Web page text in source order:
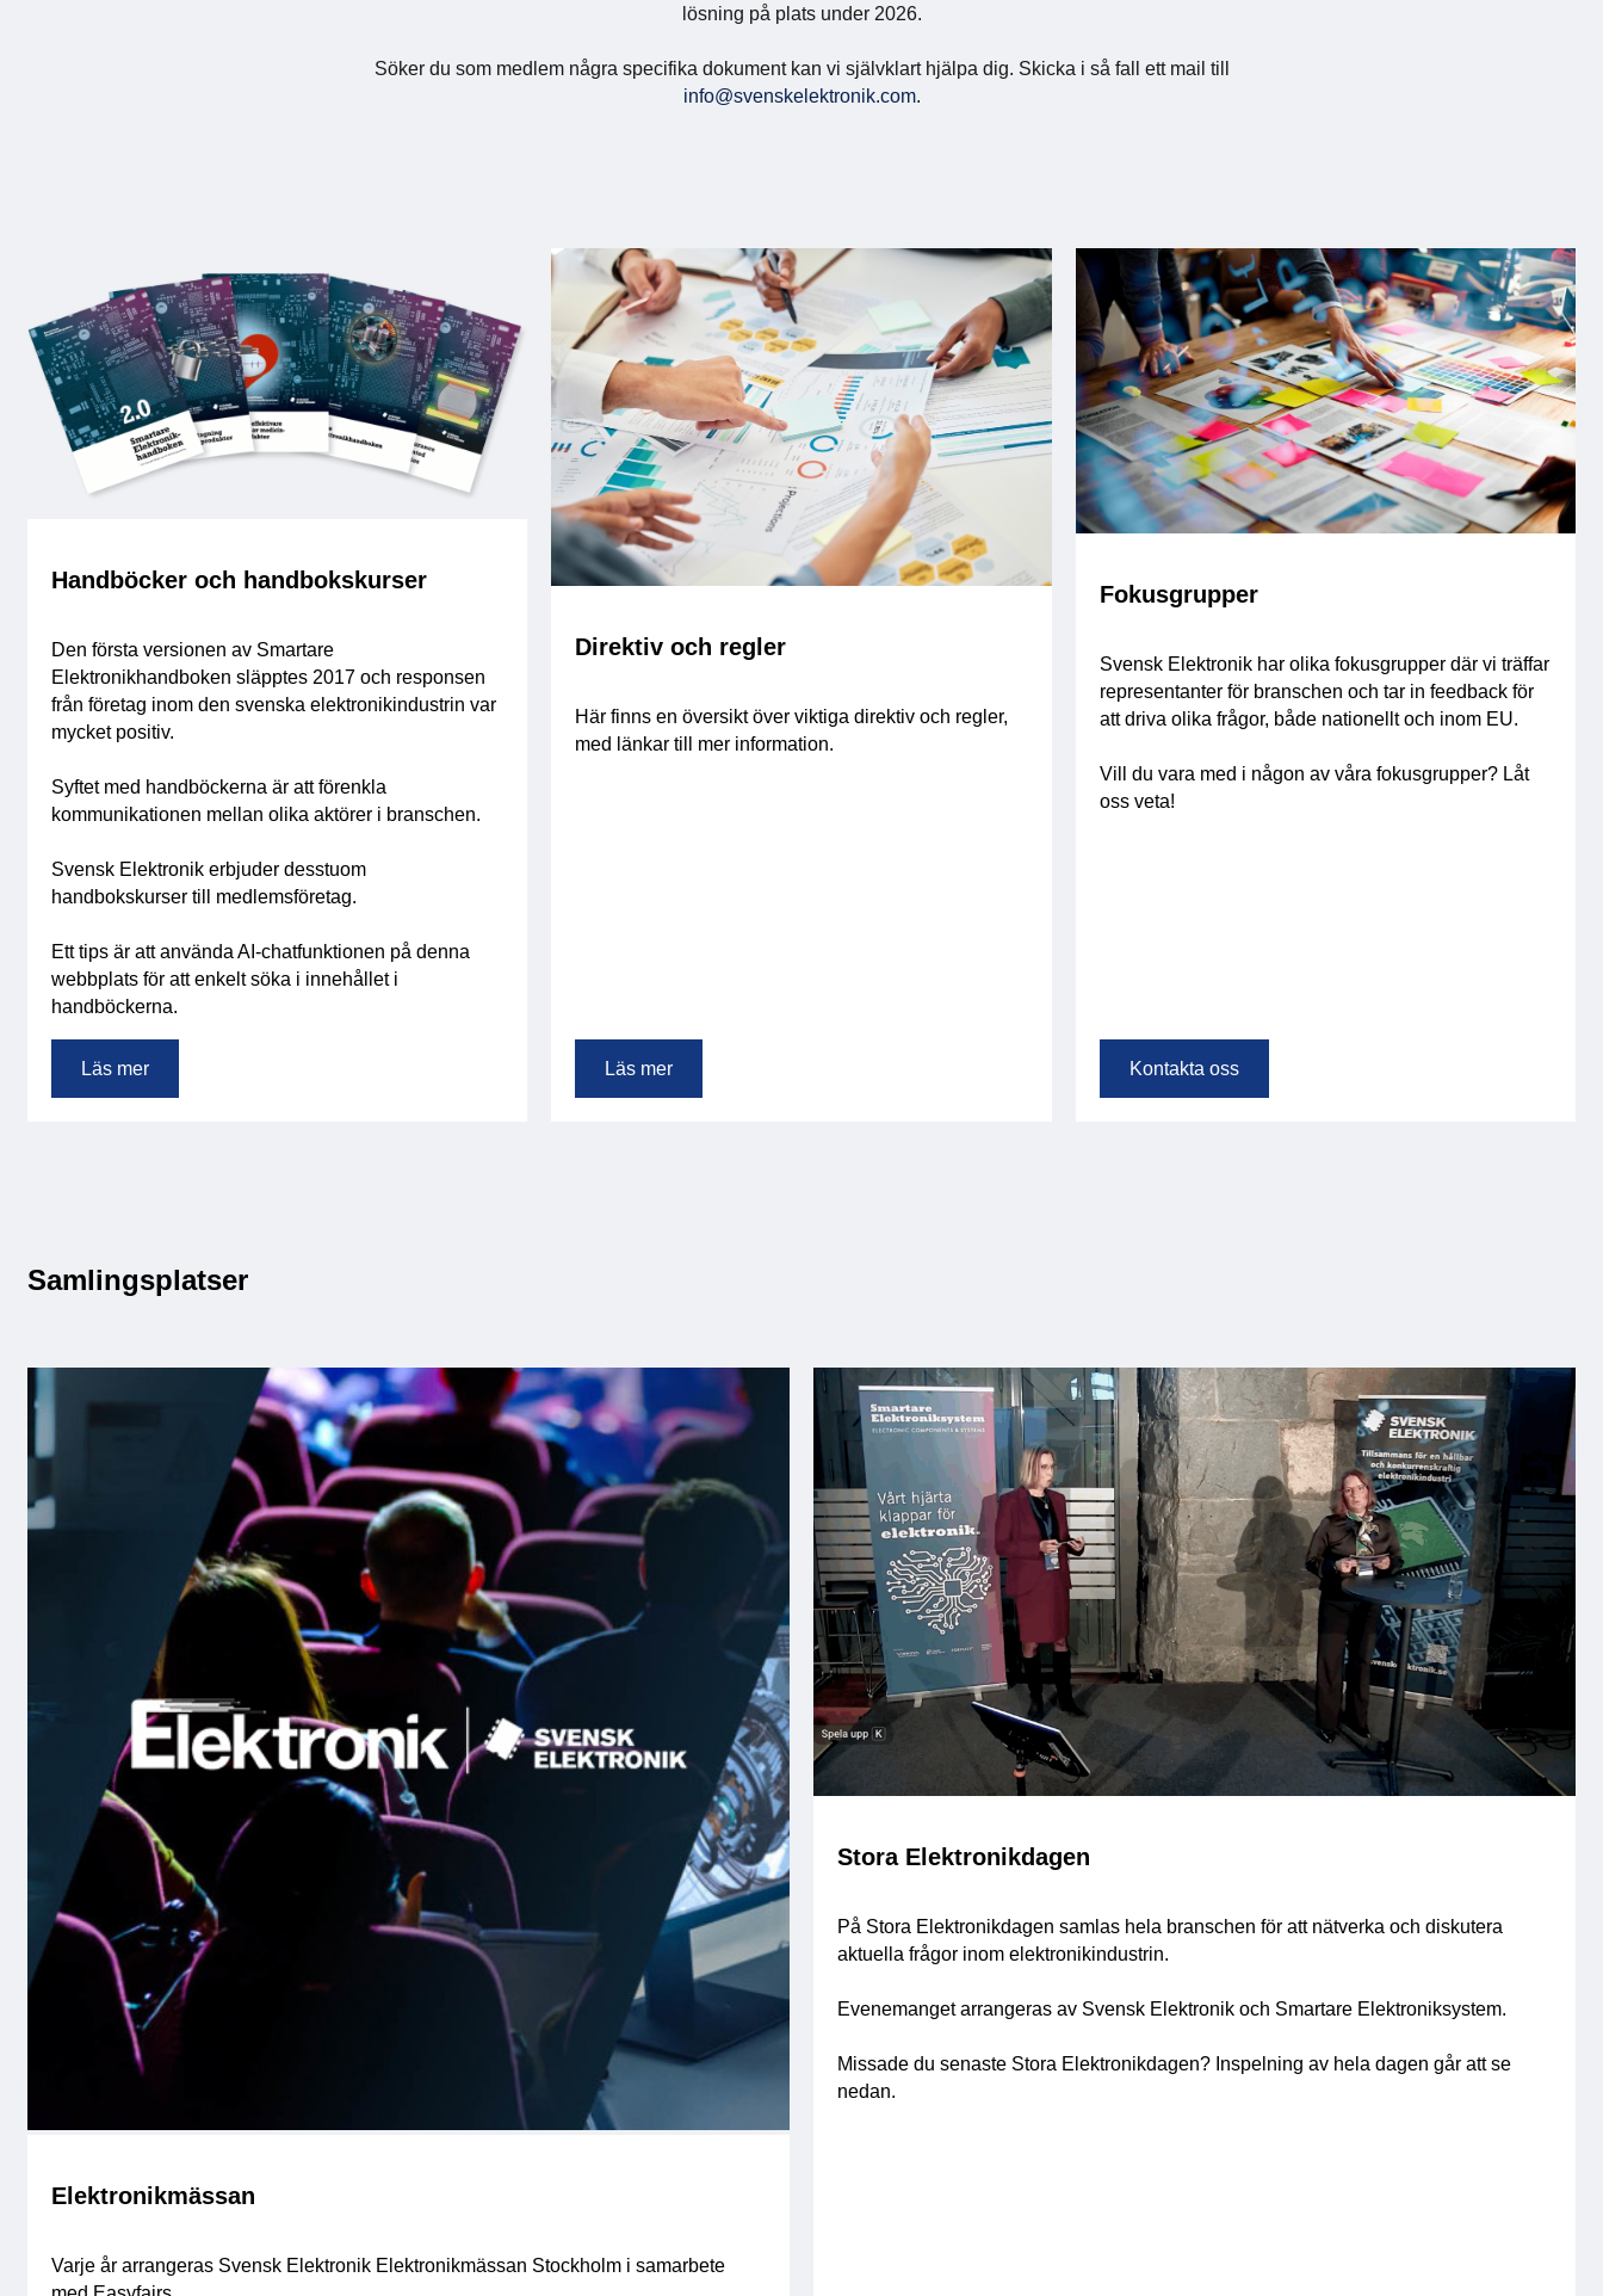
lösning på plats under 2026.
Söker du som medlem några specifika dokument kan vi självklart hjälpa dig. Skicka i så fall ett mail till
info@svenskelektronik.com.
Handböcker och handbokskurser
Den första versionen av Smartare
Elektronikhandboken släpptes 2017 och responsen
från företag inom den svenska elektronikindustrin var
mycket positiv.
Syftet med handböckerna är att förenkla
kommunikationen mellan olika aktörer i branschen.
Svensk Elektronik erbjuder desstuom
handbokskurser till medlemsföretag.
Ett tips är att använda AI-chatfunktionen på denna
webbplats för att enkelt söka i innehållet i
handböckerna.
Läs mer
Direktiv och regler
Här finns en översikt över viktiga direktiv och regler,
med länkar till mer information.
Läs mer
Fokusgrupper
Svensk Elektronik har olika fokusgrupper där vi träffar
representanter för branschen och tar in feedback för
att driva olika frågor, både nationellt och inom EU.
Vill du vara med i någon av våra fokusgrupper? Låt
oss veta!
Kontakta oss
Samlingsplatser
Elektronikmässan
Varje år arrangeras Svensk Elektronik Elektronikmässan Stockholm i samarbete
Stora Elektronikdagen
På Stora Elektronikdagen samlas hela branschen för att nätverka och diskutera
aktuella frågor inom elektronikindustrin.
Evenemanget arrangeras av Svensk Elektronik och Smartare Elektroniksystem.
Missade du senaste Stora Elektronikdagen? Inspelning av hela dagen går att se
nedan.